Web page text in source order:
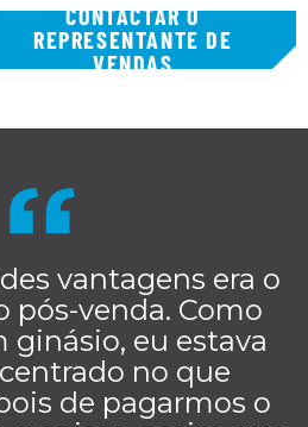
CONTACTAR O
REPRESENTANTE DE
VENDAS
vantagens era o
pós-venda. Como
ginásio, eu estava
no que
de pagarmos o